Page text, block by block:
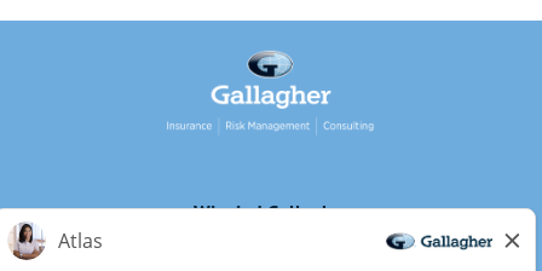
Wir sind Gallagher